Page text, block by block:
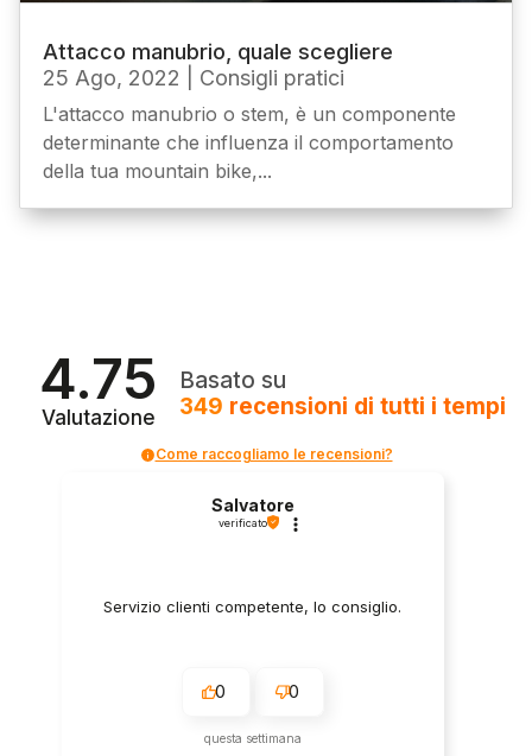
Attacco manubrio, quale scegliere
25 Ago, 2022
Consigli pratici
L'attacco manubrio o stem, è un componente
determinante che influenza il comportamento
della tua mountain bike,...
4.75
Valutazione
Basato su
349 recensioni di tutti i tempi
Come raccogliamo le recensioni?
Salvatore
verificato
Servizio clienti competente, lo consiglio.
0 0
questa settimana